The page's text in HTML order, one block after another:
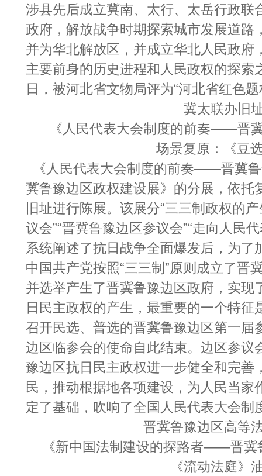
涉县先后成立冀南、太行、太岳行政联
政府，解放战争时期探索城市发展道路
并为华北解放区，并成立华北人民政府
主要前身的历史进程和人民政权的探索
日，被河北省文物局评为“河北省红色
冀太联办旧
《人民代表大会制度的前奏——晋
场景复原：《豆
《人民代表大会制度的前奏——晋冀
冀鲁豫边区政权建设展》的分展，依托
旧址进行陈展。该展分“三三制政权的
议会”“晋冀鲁豫边区参议会”“走向人民
系统阐述了抗日战争全面爆发后，为了
中国共产党按照“三三制”原则成立了晋
并选举产生了晋冀鲁豫边区政府，实现
日民主政权的产生，最重要的一个特征
召开民选、普选的晋冀鲁豫边区第一届
边区临参会的使命自此结束。边区参议
豫边区抗日民主政权进一步健全和完善
民，推动根据地各项建设，为人民当家
定了基础，吹响了全国人民代表大会制
晋冀鲁豫边区高等
《新中国法制建设的探路者——晋冀
《流动法庭》